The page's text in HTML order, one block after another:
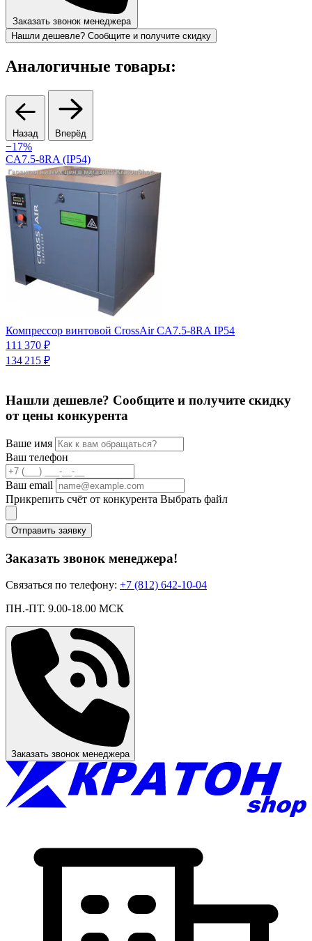
Заказать звонок менеджера
Нашли дешевле? Сообщите и получите скидку
Аналогичные товары:
Назад Вперёд
−17%
CA7.5-8RA (IP54)
Компрессор винтовой CrossAir CA7.5-8RA IP54
111 370 ₽
134 215 ₽
Нашли дешевле? Сообщите и получите скидку
от цены конкурента
Ваше имя
Ваш телефон
Ваш email
Прикрепить счёт от конкурента Выбрать файл
Отправить заявку
Заказать звонок менеджера!
Связаться по телефону: +7 (812) 642-10-04
ПН.-ПТ. 9.00-18.00 МСК
Заказать звонок менеджера